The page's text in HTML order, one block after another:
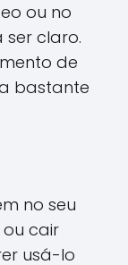
ou no
ser claro.
de
bastante
no seu
cair
usá-lo